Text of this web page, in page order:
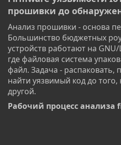
прошивки до
Анализ прошивки - основа
Большинство бюджетных
устройств работают на
где файловая система
файл. Задача - распаковать,
найти уязвимый код до того,
другой.
Рабочий процесс анализа